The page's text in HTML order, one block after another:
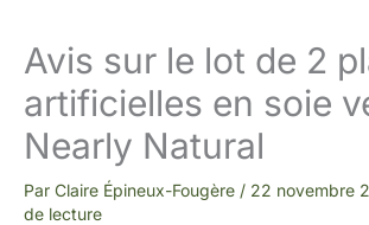
Avis sur le lot de 2
artificielles en soie
Nearly Natural
Par Claire Épineux-Fougère / 22 novembre
de lecture